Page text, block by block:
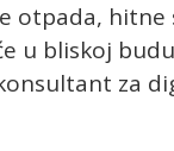
otpada, hitne
u bliskoj
za